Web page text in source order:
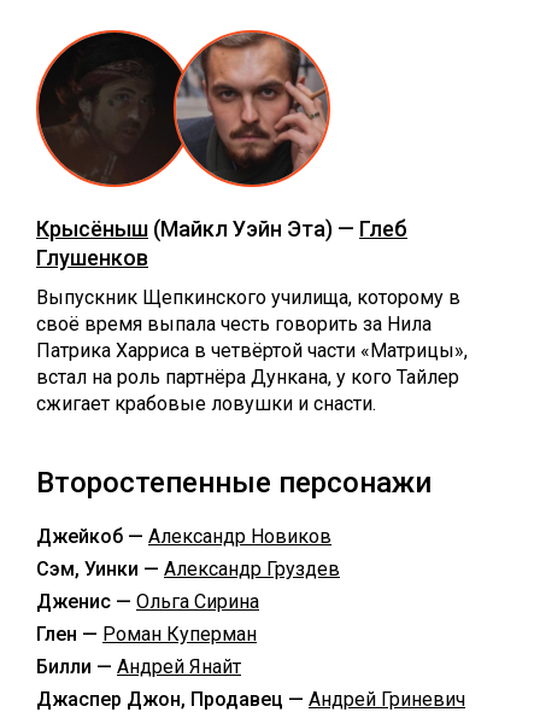
Крысёныш (Майкл Уэйн Эта) — Глеб
Глушенков
Выпускник Щепкинского училища, которому в
своё время выпала честь говорить за Нила
Патрика Харриса в четвёртой части «Матрицы»,
встал на роль партнёра Дункана, у кого Тайлер
сжигает крабовые ловушки и снасти.
Второстепенные персонажи
Джейкоб — Александр Новиков
Сэм, Уинки — Александр Груздев
Дженис — Ольга Сирина
Глен — Роман Куперман
Билли — Андрей Янайт
Джаспер Джон, Продавец — Андрей Гриневич